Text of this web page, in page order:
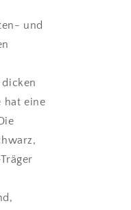
und
hat eine